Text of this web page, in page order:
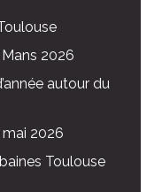
2026
autour du
2026
Toulouse